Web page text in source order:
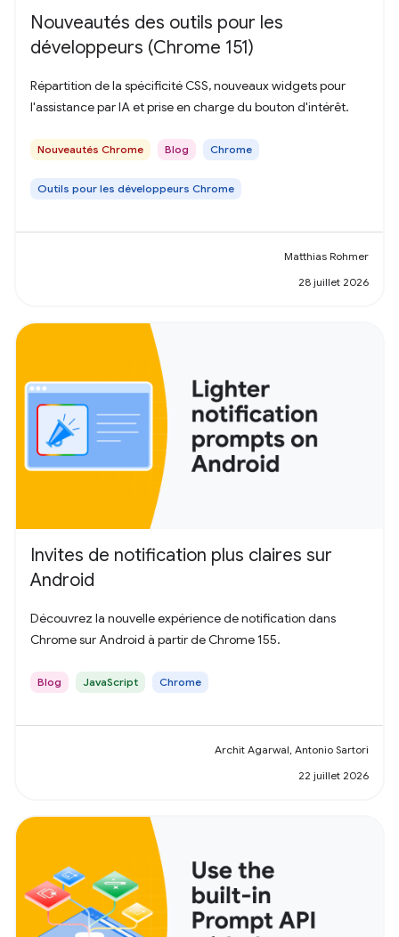
Nouveautés des outils pour les
développeurs (Chrome 151)
Répartition de la spécificité CSS, nouveaux widgets pour
l'assistance par IA et prise en charge du bouton d'intérêt.
Nouveautés Chrome Blog Chrome
Outils pour les développeurs Chrome
Matthias Rohmer
28 juillet 2026
Invites de notification plus claires sur
Android
Découvrez la nouvelle expérience de notification dans
Chrome sur Android à partir de Chrome 155.
Blog JavaScript Chrome
Archit Agarwal, Antonio Sartori
22 juillet 2026